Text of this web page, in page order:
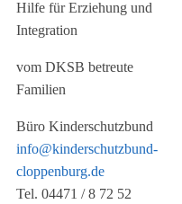
Hilfe für Erziehung und
Integration
vom DKSB betreute
Familien
Büro Kinderschutzbund
info@kinderschutzbund-
cloppenburg.de
Tel. 04471 / 8 72 52